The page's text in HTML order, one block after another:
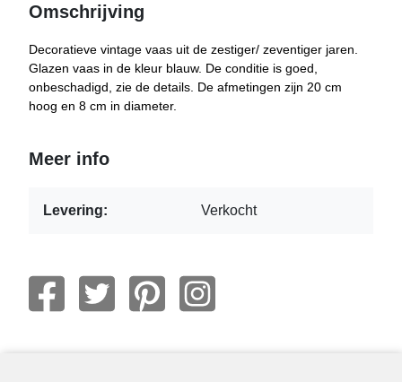
Omschrijving
Decoratieve vintage vaas uit de zestiger/ zeventiger jaren.
Glazen vaas in de kleur blauw. De conditie is goed,
onbeschadigd, zie de details. De afmetingen zijn 20 cm
hoog en 8 cm in diameter.
Meer info
Levering: Verkocht